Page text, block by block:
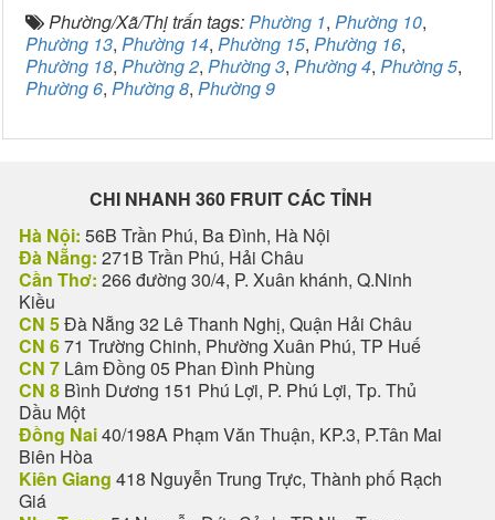
Phường/Xã/Thị trấn tags:Phường 1, Phường 10,
Phường 13, Phường 14, Phường 15, Phường 16,
Phường 18, Phường 2, Phường 3, Phường 4, Phường 5,
Phường 6, Phường 8, Phường 9
CHI NHANH 360 FRUIT CÁC TỈNH
Hà Nội: 56B Trần Phú, Ba Đình, Hà Nội
Đà Nẵng: 271B Trần Phú, Hải Châu
Cần Thơ: 266 đường 30/4, P. Xuân khánh, Q.Ninh
Kiều
CN 5Đà Nẵng 32 Lê Thanh Nghị, Quận Hải Châu
CN 671 Trường Chinh, Phường Xuân Phú, TP Huế
CN 7 Lâm Đồng 05 Phan Đình Phùng
CN 8 Bình Dương 151 Phú Lợi, P. Phú Lợi, Tp. Thủ
Dầu Một
Đồng Nai40/198A Phạm Văn Thuận, KP.3, P.Tân Mai
Biên Hòa
Kiên Giang 418 Nguyễn Trung Trực, Thành phố Rạch
Giá